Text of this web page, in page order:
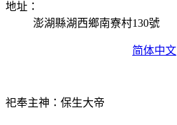
地址：
澎湖縣湖西鄉南寮村130號
简体中文
祀奉主神：保生大帝